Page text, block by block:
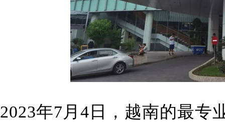
2023年7月4日，越南的最专